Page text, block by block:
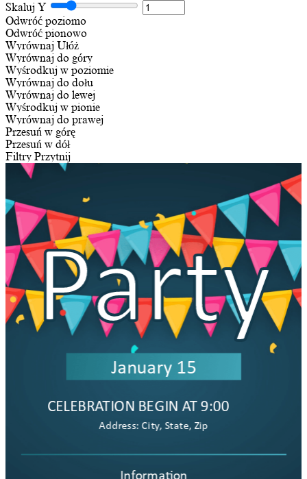
Skaluj Y
Odwróć poziomo
Odwróć pionowo
Wyrównaj Ułóż
Wyrównaj do góry
Wyśrodkuj w poziomie
Wyrównaj do dołu
Wyrównaj do lewej
Wyśrodkuj w pionie
Wyrównaj do prawej
Przesuń w górę
Przesuń w dół
Filtry Przytnij